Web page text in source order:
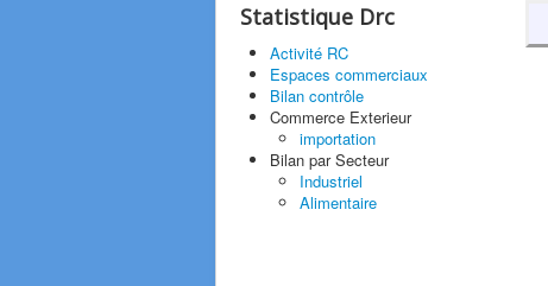
Statistique Drc
Activité RC
Espaces commerciaux
Bilan contrôle
Commerce Exterieur
importation
Bilan par Secteur
Industriel
Alimentaire